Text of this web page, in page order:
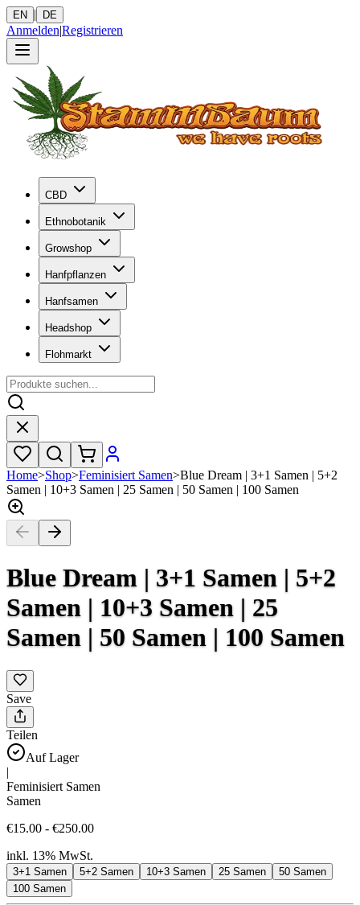
EN | DE
Anmelden|Registrieren
CBD
Ethnobotanik
Growshop
Hanfpflanzen
Hanfsamen
Headshop
Flohmarkt
Home>Shop>Feminisiert Samen>Blue Dream | 3+1 Samen | 5+2
Samen | 10+3 Samen | 25 Samen | 50 Samen | 100 Samen
Blue Dream | 3+1 Samen | 5+2
Samen | 10+3 Samen | 25
Samen | 50 Samen | 100 Samen
Save
Teilen
Auf Lager
|
Feminisiert Samen
Samen
€15.00 - €250.00
inkl. 13% MwSt.
3+1 Samen 5+2 Samen 10+3 Samen 25 Samen
50 Samen
100 Samen